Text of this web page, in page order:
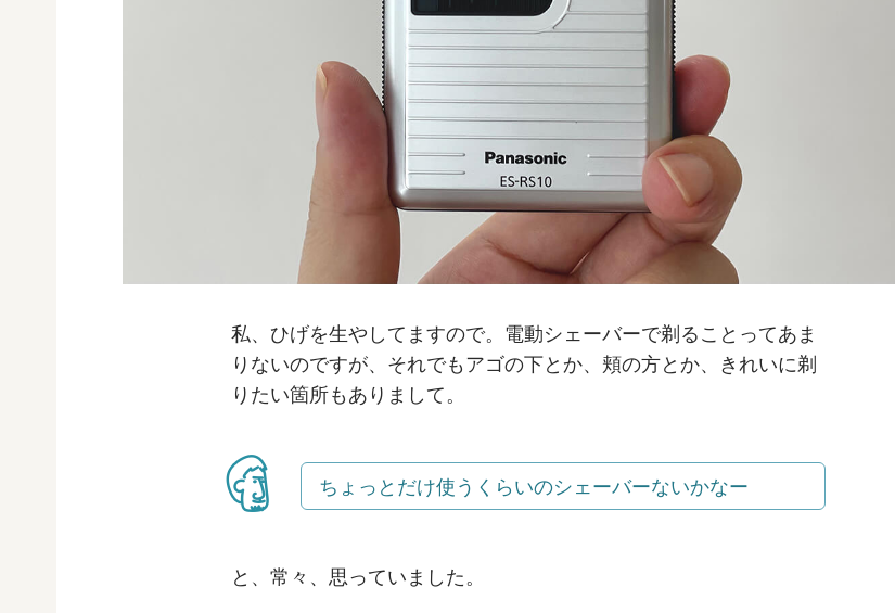
私、ひげを生やしてますので。電動シェーバーで剃ることってあま
りないのですが、それでもアゴの下とか、頬の方とか、きれいに剃
りたい箇所もありまして。
ちょっとだけ使うくらいのシェーバーないかなー
と、常々、思っていました。